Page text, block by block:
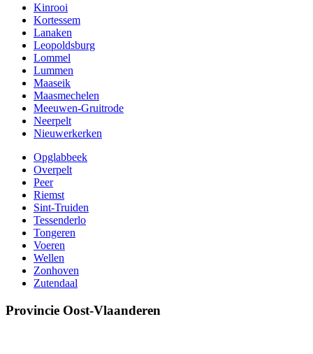
Kinrooi
Kortessem
Lanaken
Leopoldsburg
Lommel
Lummen
Maaseik
Maasmechelen
Meeuwen-Gruitrode
Neerpelt
Nieuwerkerken
Opglabbeek
Overpelt
Peer
Riemst
Sint-Truiden
Tessenderlo
Tongeren
Voeren
Wellen
Zonhoven
Zutendaal
Provincie Oost-Vlaanderen